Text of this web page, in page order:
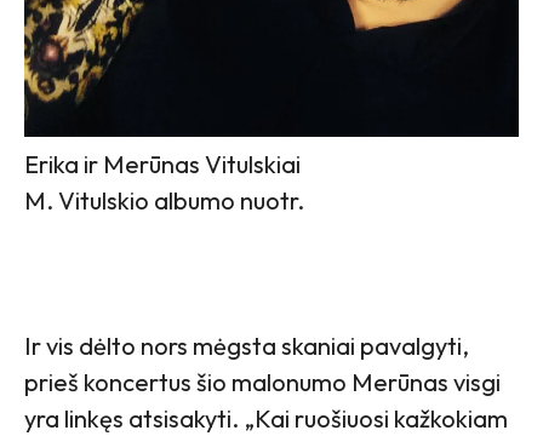
Erika ir Merūnas Vitulskiai
M. Vitulskio albumo nuotr.
Ir vis dėlto nors mėgsta skaniai pavalgyti,
prieš koncertus šio malonumo Merūnas visgi
yra linkęs atsisakyti. „Kai ruošiuosi kažkokiam